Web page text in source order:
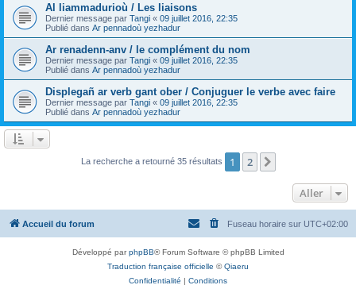
Al liammadurioù / Les liaisons
Dernier message par Tangi « 09 juillet 2016, 22:35
Publié dans Ar pennadoù yezhadur
Ar renadenn-anv / le complément du nom
Dernier message par Tangi « 09 juillet 2016, 22:35
Publié dans Ar pennadoù yezhadur
Displegañ ar verb gant ober / Conjuguer le verbe avec faire
Dernier message par Tangi « 09 juillet 2016, 22:35
Publié dans Ar pennadoù yezhadur
La recherche a retourné 35 résultats 1 2
Aller
Accueil du forum Fuseau horaire sur UTC+02:00
Développé parphpBB® Forum Software © phpBB Limited
Traduction française officielle ©Qiaeru
Confidentialité | Conditions